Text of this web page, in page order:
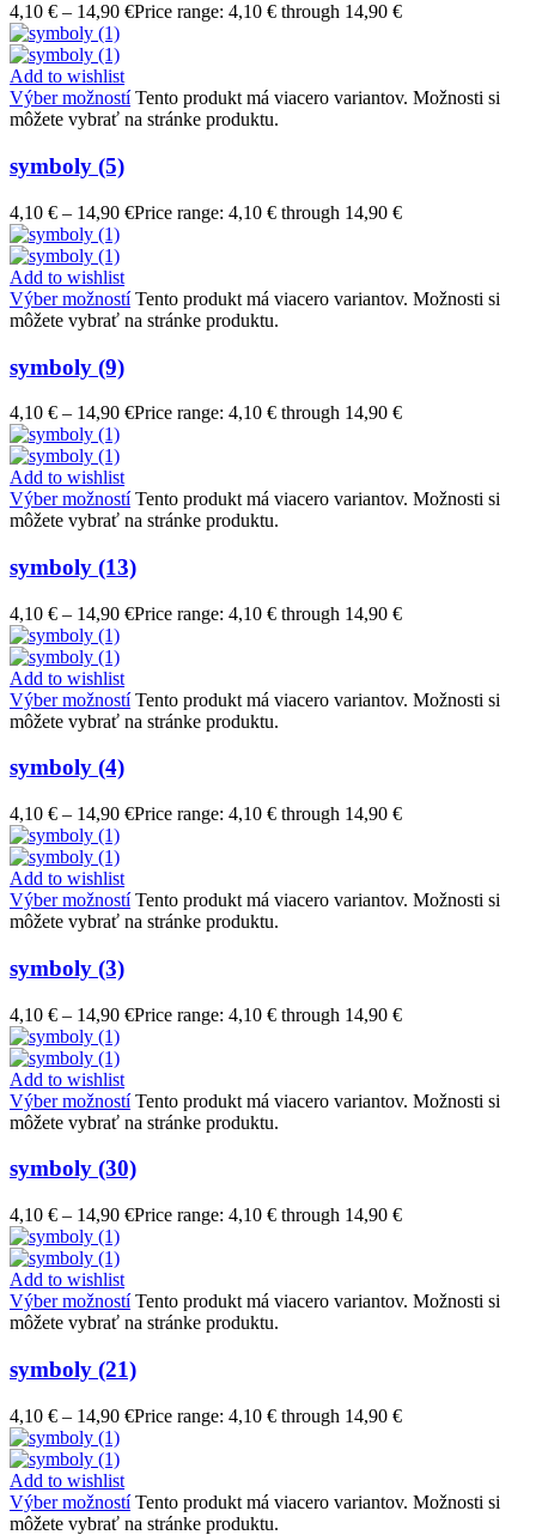
4,10 € – 14,90 €Price range: 4,10 € through 14,90 €
Add to wishlist
Výber možností Tento produkt má viacero variantov. Možnosti si
môžete vybrať na stránke produktu.
symboly (5)
4,10 € – 14,90 €Price range: 4,10 € through 14,90 €
Add to wishlist
Výber možností Tento produkt má viacero variantov. Možnosti si
môžete vybrať na stránke produktu.
symboly (9)
4,10 € – 14,90 €Price range: 4,10 € through 14,90 €
Add to wishlist
Výber možností Tento produkt má viacero variantov. Možnosti si
môžete vybrať na stránke produktu.
symboly (13)
4,10 € – 14,90 €Price range: 4,10 € through 14,90 €
Add to wishlist
Výber možností Tento produkt má viacero variantov. Možnosti si
môžete vybrať na stránke produktu.
symboly (4)
4,10 € – 14,90 €Price range: 4,10 € through 14,90 €
Add to wishlist
Výber možností Tento produkt má viacero variantov. Možnosti si
môžete vybrať na stránke produktu.
symboly (3)
4,10 € – 14,90 €Price range: 4,10 € through 14,90 €
Add to wishlist
Výber možností Tento produkt má viacero variantov. Možnosti si
môžete vybrať na stránke produktu.
symboly (30)
4,10 € – 14,90 €Price range: 4,10 € through 14,90 €
Add to wishlist
Výber možností Tento produkt má viacero variantov. Možnosti si
môžete vybrať na stránke produktu.
symboly (21)
4,10 € – 14,90 €Price range: 4,10 € through 14,90 €
Add to wishlist
Výber možností Tento produkt má viacero variantov. Možnosti si
môžete vybrať na stránke produktu.